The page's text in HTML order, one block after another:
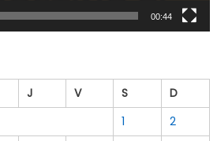
00:44
J V S
D
1
2